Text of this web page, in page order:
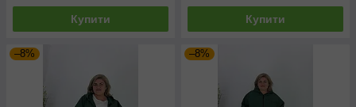
Купити Купити
–8% –8%